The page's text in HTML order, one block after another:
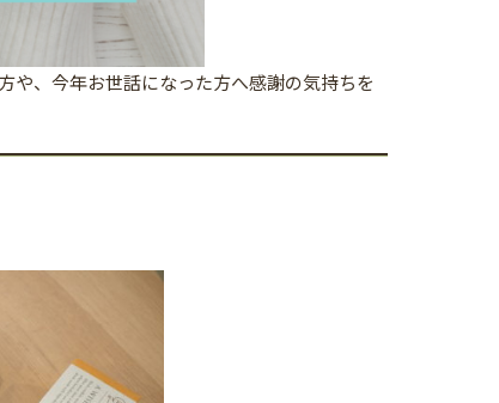
や、今年お世話になった方へ感謝の気持ちを